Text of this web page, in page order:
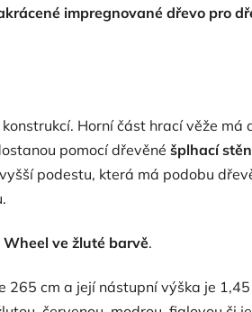
impregnované dřevo pro
Horní část hrací věže má
pomocí dřevěné šplhací
podestu, která má podobu
ve žluté barvě.
265 cm a její nástupní výška je 1,45